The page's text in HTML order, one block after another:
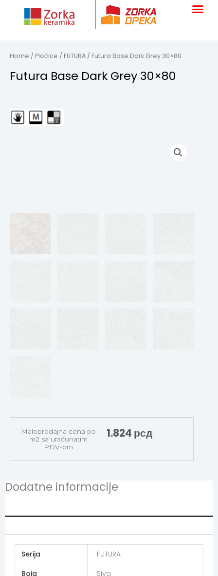
content
Home / Pločice / FUTURA / Futura Base Dark Grey 30×80
Futura Base Dark Grey 30×80
Maloprodajna cena po
m2 sa uračunatim
PDV-om
1.824 рсд
Dodatne informacije
Serija
FUTURA
Boja
Siva